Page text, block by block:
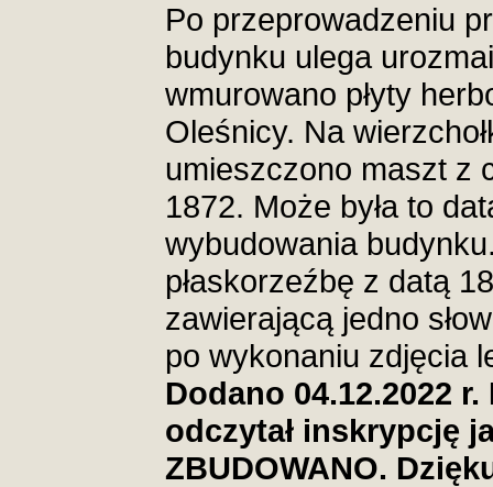
Po przeprowadzeniu
budynku ulega
wmurowano płyty
Oleśnicy. Na
umieszczono maszt z
1872. Może była to
wybudowania
płaskorzeźbę z datą
zawierającą jedno
po wykonaniu zdjęcia
Dodano 04.12.2022
odczytał inskrypcję
ZBUDOWANO.